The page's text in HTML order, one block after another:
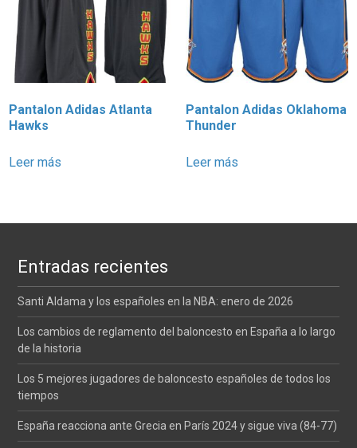
Pantalon Adidas Atlanta
Hawks
Leer más
Pantalon Adidas Oklahoma
Thunder
Leer más
Entradas recientes
Santi Aldama y los españoles en la NBA: enero de 2026
Los cambios de reglamento del baloncesto en España a lo largo
de la historia
Los 5 mejores jugadores de baloncesto españoles de todos los
tiempos
España reacciona ante Grecia en París 2024 y sigue viva (84-77)